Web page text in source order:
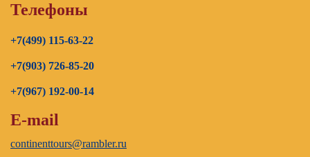
Телефоны
+7(499) 115-63-22
+7(903) 726-85-20
+7(967) 192-00-14
E-mail
continenttours@rambler.ru